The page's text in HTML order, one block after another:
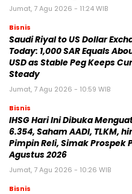
Jumat, 7 Agu 2026 - 11:24 WIB
Bisnis
Saudi Riyal to US Dollar
Today: 1,000 SAR Equals
USD as Stable Peg Keeps
Steady
Jumat, 7 Agu 2026 - 10:59 WIB
Bisnis
IHSG Hari Ini Dibuka
6.354, Saham AADI, TLKM,
Pimpin Reli, Simak Prospek
Agustus 2026
Jumat, 7 Agu 2026 - 10:26 WIB
Bisnis